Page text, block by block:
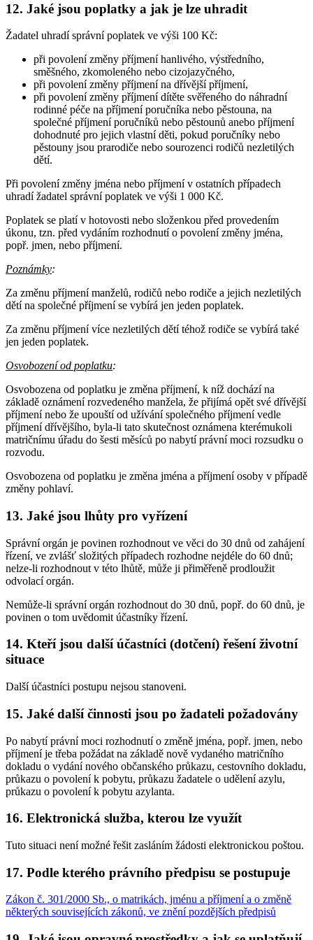
12. Jaké jsou poplatky a jak je lze uhradit
Žadatel uhradí správní poplatek ve výši 100 Kč:
při povolení změny příjmení hanlivého, výstředního,
směšného, zkomoleného nebo cizojazyčného,
při povolení změny příjmení na dřívější příjmení,
při povolení změny příjmení dítěte svěřeného do náhradní
rodinné péče na příjmení poručníka nebo pěstouna, na
společné příjmení poručníků nebo pěstounů anebo příjmení
dohodnuté pro jejich vlastní děti, pokud poručníky nebo
pěstouny jsou prarodiče nebo sourozenci rodičů nezletilých
dětí.
Při povolení změny jména nebo příjmení v ostatních případech
uhradí žadatel správní poplatek ve výši 1 000 Kč.
Poplatek se platí v hotovosti nebo složenkou před provedením
úkonu, tzn. před vydáním rozhodnutí o povolení změny jména,
popř. jmen, nebo příjmení.
Poznámky:
Za změnu příjmení manželů, rodičů nebo rodiče a jejich nezletilých
dětí na společné příjmení se vybírá jen jeden poplatek.
Za změnu příjmení více nezletilých dětí téhož rodiče se vybírá také
jen jeden poplatek.
Osvobození od poplatku:
Osvobozena od poplatku je změna příjmení, k níž dochází na
základě oznámení rozvedeného manžela, že přijímá opět své dřívější
příjmení nebo že upouští od užívání společného příjmení vedle
příjmení dřívějšího, byla-li tato skutečnost oznámena kterémukoli
matričnímu úřadu do šesti měsíců po nabytí právní moci rozsudku o
rozvodu.
Osvobozena od poplatku je změna jména a příjmení osoby v případě
změny pohlaví.
13. Jaké jsou lhůty pro vyřízení
Správní orgán je povinen rozhodnout ve věci do 30 dnů od zahájení
řízení, ve zvlášť složitých případech rozhodne nejdéle do 60 dnů;
nelze-li rozhodnout v této lhůtě, může ji přiměřeně prodloužit
odvolací orgán.
Nemůže-li správní orgán rozhodnout do 30 dnů, popř. do 60 dnů, je
povinen o tom uvědomit účastníky řízení.
14. Kteří jsou další účastníci (dotčení) řešení životní
situace
Další účastníci postupu nejsou stanoveni.
15. Jaké další činnosti jsou po žadateli požadovány
Po nabytí právní moci rozhodnutí o změně jména, popř. jmen, nebo
příjmení je třeba požádat na základě nově vydaného matričního
dokladu o vydání nového občanského průkazu, cestovního dokladu,
průkazu o povolení k pobytu, průkazu žadatele o udělení azylu,
průkazu o povolení k pobytu azylanta.
16. Elektronická služba, kterou lze využít
Tuto situaci není možné řešit zasláním žádosti elektronickou poštou.
17. Podle kterého právního předpisu se postupuje
Zákon č. 301/2000 Sb., o matrikách, jménu a příjmení a o změně
některých souvisejících zákonů, ve znění pozdějších předpisů